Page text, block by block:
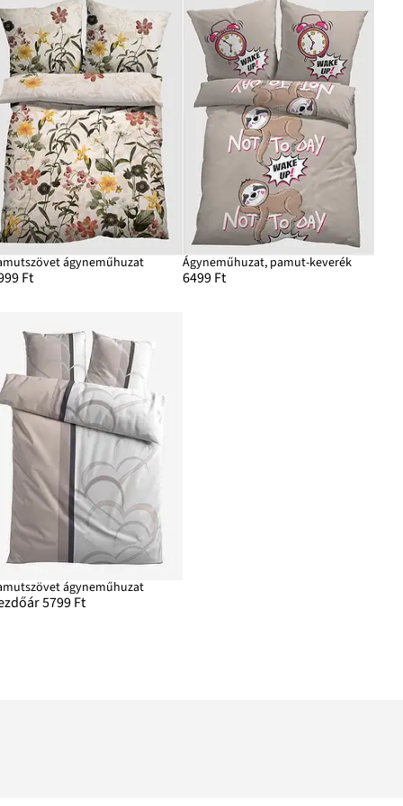
ágyneműhuzat
Ft
Ágyneműhuzat, pamut-keverék
6499 Ft
ágyneműhuzat
5799 Ft